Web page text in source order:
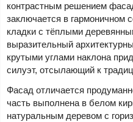
контрастным решением
заключается в гармоничном
кладки с тёплыми
выразительный
крутыми углами наклона
силуэт, отсылающий к
Фасад отличается
часть выполнена в белом
натуральным деревом с